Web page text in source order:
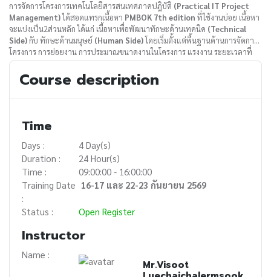
การจัดการโครงการเทคโนโลยีสารสนเทศภาคปฎิบัติ (Practical IT Project
Management)ได้สอดแทรกเนื้อหา PMBOK 7th edition ที่ใช้งานบ่อย เนื้อหา
จะแบ่งเป็น2ส่วนหลัก ได้แก่ เนื้อหาเพื่อพัฒนาทักษะด้านเทคนิค (Technical
Side)กับ ทักษะด้านมนุษย์ (Human Side) โดยเริ่มตั้งแต่พื้นฐานด้านการจัดการ
โครงการ การย่อยงาน การประมาณขนาดงานในโครงการ แรงงาน ระยะเวลาที่
ต้องใช้ การจัดการความเสี่ยง จัดการด้านคุณภาพ จัดการเรื่องของคนภายใน
โครงการ การติดตามและควบคุมโครงการ จนกระทั่งการปิดโครงการ ครอบคลุม
งานทุกส่วนของการจัดการโครงการ โดยเรียนรู้พร้อมกับได้ทดลองลงมือปฏิบัติ
(Workshop)จึงทำให้ผู้เรียนเข้าใจและสามารถนำไปประยุกต์กับงานจริงได้โดย
Course description
Time
Days :
4 Day(s)
Duration :
24 Hour(s)
Time :
09:00:00 - 16:00:00
Training Date
:
16-17 และ 22-23 กันยายน 2569
Status : Open Register
Instructor
Name :
Mr.Visoot